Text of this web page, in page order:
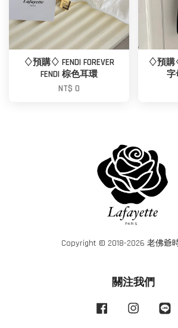
♢預購♢ FENDI FOREVER
FENDI 棕色耳環
NT$ 0
♢預購
字
Copyright © 2018-2026 老佛爺
關注我們
Facebook Instagram